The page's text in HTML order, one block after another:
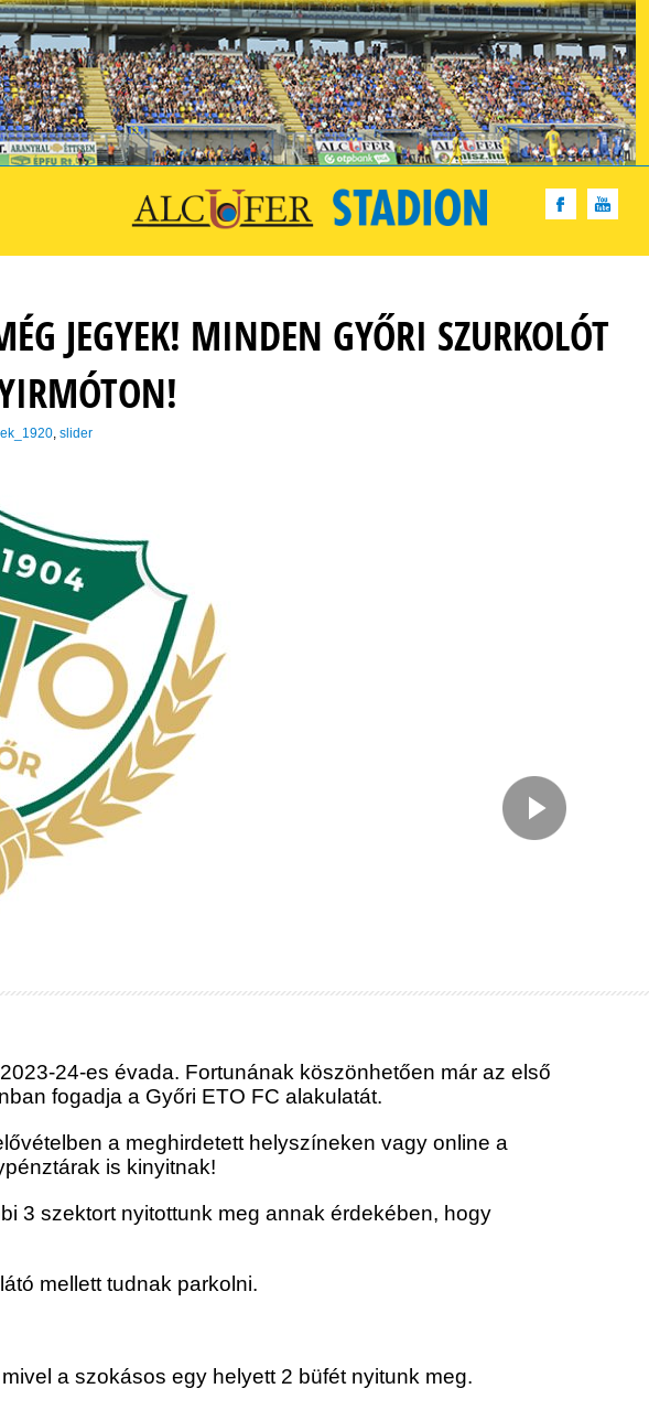
JEGYEK! MINDEN GYŐRI SZURKOLÓT
, slider
24-es évada. Fortunának köszönhetően már az első
fogadja a Győri ETO FC alakulatát.
a meghirdetett helyszíneken vagy online a
is kinyitnak!
3 szektort nyitottunk meg annak érdekében, hogy
mellett tudnak parkolni.
a szokásos egy helyett 2 büfét nyitunk meg.